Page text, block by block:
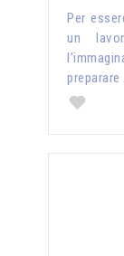
Per
un
preparare